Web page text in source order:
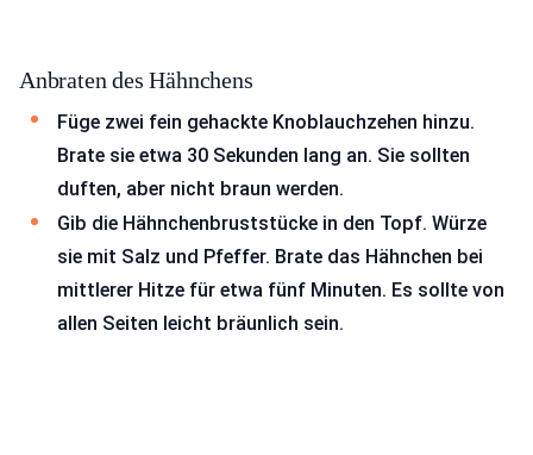
Anbraten des Hähnchens
Füge zwei fein gehackte Knoblauchzehen hinzu.
Brate sie etwa 30 Sekunden lang an. Sie sollten
duften, aber nicht braun werden.
Gib die Hähnchenbruststücke in den Topf. Würze
sie mit Salz und Pfeffer. Brate das Hähnchen bei
mittlerer Hitze für etwa fünf Minuten. Es sollte von
allen Seiten leicht bräunlich sein.